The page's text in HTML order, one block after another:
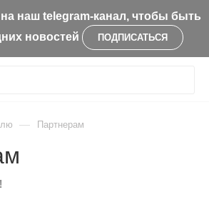
наш telegram-канал, чтобы быть
новостей
ПОДПИСАТЬСЯ
— Партнерам